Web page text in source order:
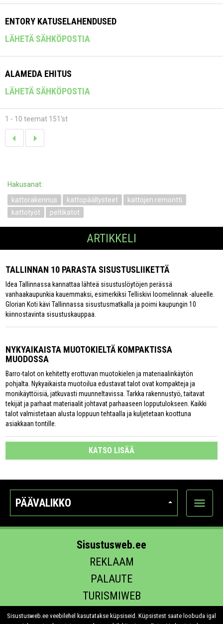
ENTORY KATUSELAHENDUSED
LÄHETÄ SÄHKÖPOSTIA
ALAMEDA EHITUS
LÄHETÄ SÄHKÖPOSTIA
1 - 10 teemat 151'st
Hakusanat:
kattorakennus
kattopäällysteet
kattojen remontti
kattotyöt
peltikatot
ARTIKKELI
TALLINNAN 10 PARASTA SISUSTUSLIIKETTÄ
Idea Tallinnassa kannattaa lähteä sisustuslöytöjen perässä
vanhaakaupunkia kauemmaksi, esimerkiksi Telliskivi loomelinnak -alueelle.
Glorian Koti kävi Tallinnassa sisustusmatkalla ja poimi kaupungin 10
kiinnostavinta sisustuskauppaa.
NYKYAIKAISTA MUOTOKIELTÄ KOMPAKTISSA
MUODOSSA
Barro-talot on kehitetty erottuvan muotokielen ja materiaalinkäytön
pohjalta. Nykyaikaista muotoilua edustavat talot ovat kompakteja ja
monikäyttöisiä, jatkuvasti muunneltavissa. Tarkka rakennustyö, taitavat
tekijät ja parhaat materiaalit johtavat parhaaseen lopputulokseen. Kaikki
talot valmistetaan alusta loppuun tehtaalla ja kuljetetaan koottuna
asiakkaan tontille.
KATSO LISÄÄ
PÄÄVALIKKO
Näytä
Sisustusweb.ee
REKLAAM
PALAUTE
TURISMIWEB
EHITUS.EE
Sisustusweb.ee veebilehel kasutatakse küpsiseid. Küpsistest saate loobuda igal